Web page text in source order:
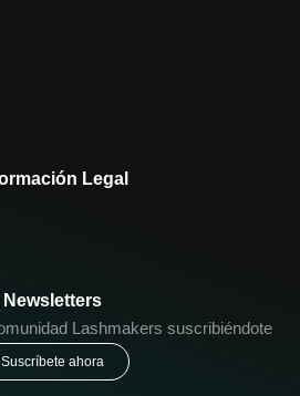
Legal
Newsletters
Lashmakers suscribiéndote
Suscríbete ahora